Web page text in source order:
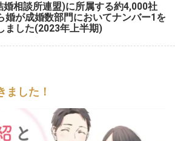
婚相談所連盟)に所属する約4,000社
婚が成婚数部門においてナンバー1を
ました(2023年上半期)
ました！